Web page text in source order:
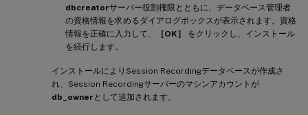
dbcreatorサーバー役割権限とともに、データベース管理者
の資格情報を求めるダイアログボックスが表示されます。資格
情報を正確に入力して、
［OK］
をクリックし、インストール
を続行します。
インストールによりSession Recordingデータベースが作成さ
れ、Session Recordingサーバーのマシンアカウントが
db_owner として追加されます。